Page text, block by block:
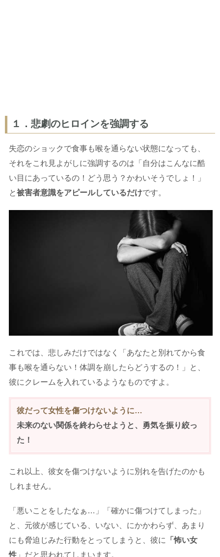
１．悲劇のヒロインを強調する
失恋のショックで食事も喉を通らない状態になっても、
それをこれ見よがしに強調するのは「自分はこんなに酷
い目にあっているの！どう思う？かわいそうでしょ！」
と被害者意識をアピールしているだけです。
これでは、悲しみだけではなく「あなたと別れてから食
事も喉を通らない！体調を崩したらどうするの！」と、
彼にクレームを入れているようなものですよ。
彼だって女性を傷つけないように…
未来のない関係を終わらせようと、勇気を振り絞っ
た！
これ以上、彼女を傷つけないように別れを告げたのかも
しれません。
「悪いことをしたなぁ…」「確かに傷つけてしまった」
と、元彼が感じている、いない、にかかわらず、あまり
にも脅迫じみた行動をとってしまうと、彼に
「怖い女
性 」だと思われてしまいます。